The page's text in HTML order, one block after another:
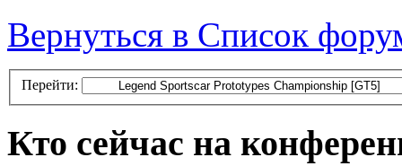
Вернуться в Список
Перейти:
Кто сейчас на